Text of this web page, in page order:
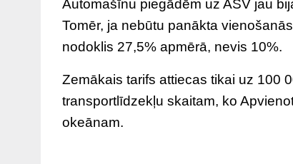
Automašīnu piegādēm uz ASV jau
Tomēr, ja nebūtu panākta
nodoklis 27,5% apmērā, nevis 10%.
Zemākais tarifs attiecas tikai uz 100
transportlīdzekļu skaitam, ko
okeānam.